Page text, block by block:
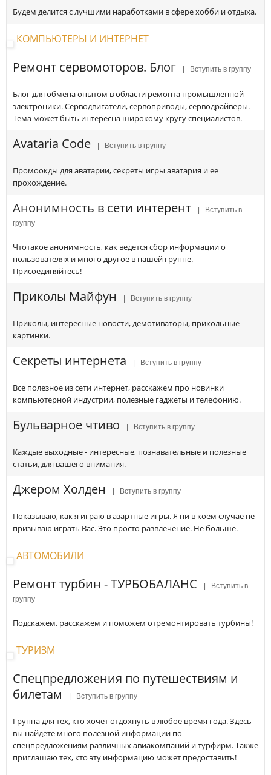
Будем делится с лучшими наработками в сфере хобби и отдыха.
КОМПЬЮТЕРЫ И ИНТЕРНЕТ
Ремонт сервомоторов. Блог | Вступить в группу
Блог для обмена опытом в области ремонта промышленной
электроники. Серводвигатели, сервоприводы, серводрайверы.
Тема может быть интересна широкому кругу специалистов.
Avataria Code | Вступить в группу
Промоокды для аватарии, секреты игры аватария и ее
прохождение.
Анонимность в сети интерент
| Вступить в
группу
Чтотакое анонимность, как ведется сбор информации о
пользователях и много другое в нашей группе.
Присоединяйтесь!
Приколы Майфун | Вступить в группу
Приколы, интересные новости, демотиваторы, прикольные
картинки.
Секреты интернета | Вступить в группу
Все полезное из сети интернет, расскажем про новинки
компьютерной индустрии, полезные гаджеты и телефонию.
Бульварное чтиво | Вступить в группу
Каждые выходные - интересные, познавательные и полезные
статьи, для вашего внимания.
Джером Холден | Вступить в группу
Показываю, как я играю в азартные игры. Я ни в коем случае не
призываю играть Вас. Это просто развлечение. Не больше.
АВТОМОБИЛИ
Ремонт турбин - ТУРБОБАЛАНС
| Вступить в
группу
Подскажем, расскажем и поможем отремонтировать турбины!
ТУРИЗМ
Спецпредложения по путешествиям и
билетам
| Вступить в группу
Группа для тех, кто хочет отдохнуть в любое время года. Здесь
вы найдете много полезной информации по
спецпредложениям различных авиакомпаний и турфирм. Также
приглашаю тех, кто эту информацию может предоставить!